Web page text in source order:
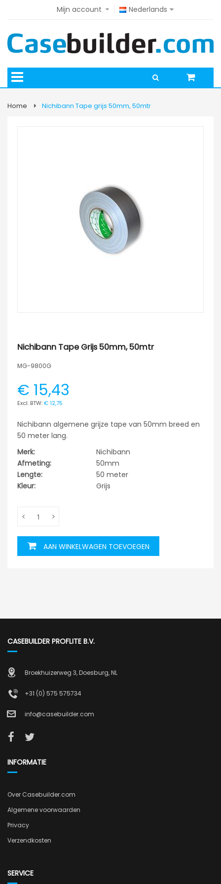
Nederlands
Mijn account
Home Nichibann Tape grijs 50mm, 50mtr
Nichibann Tape Grijs 50mm, 50mtr
MG-9800G
€ 15,43
€ 12,75
Nichibann algemene grijze tape van 50mm breed en
50 meter lang.
Merk:
Nichibann
Afmeting:
50mm
Lengte:
50 meter
Kleur:
Grijs
AAN WINKELWAGEN TOEVOEGEN
CASEBUILDER PROFLITE B.V.
Broekhuizerweg 3, Doesburg, NL
+31 (0) 575 575734
info@casebuilder.com
INFORMATIE
Over Casebuilder.com
Algemene voorwaarden
Privacy
Verzendkosten
SERVICE